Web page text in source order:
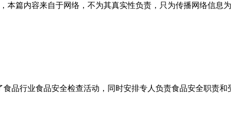
篇内容来自于网络，不为其真实性负责，只为传播网络信息
品行业食品安全检查活动，同时安排专人负责食品安全职责